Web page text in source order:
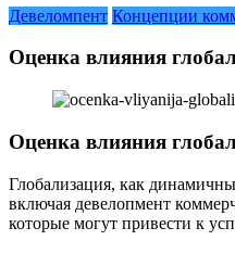
Девеломпент Концепции
Оценка влияния
Оценка влияния
Глобализация, как
включая девелопмент
которые могут привести к